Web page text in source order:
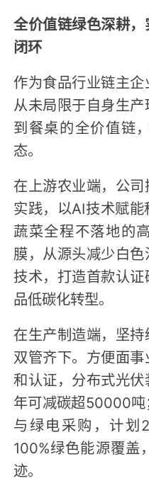
全价值链绿色深耕
闭环
作为食品行业链主
从未局限于自身生
到餐桌的全价值链
态。
在上游农业端，公
实践，以AI技术赋
蔬菜全程不落地的
膜，从源头减少白
技术，打造首款认
品低碳化转型。
在生产制造端，坚
双管齐下。方便面
和认证，分布式光
年可减碳超50000
与绿电采购，计划
100%绿色能源覆盖
迹。